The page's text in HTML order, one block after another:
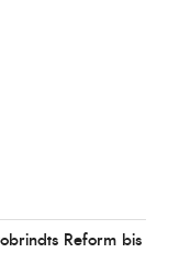
Reform bis